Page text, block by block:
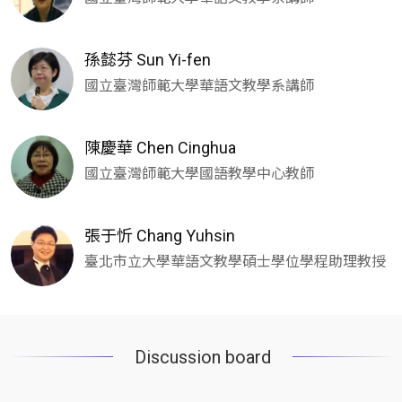
孫懿芬 Sun Yi-fen
國立臺灣師範大學華語文教學系講師
陳慶華 Chen Cinghua
國立臺灣師範大學國語教學中心教師
張于忻 Chang Yuhsin
臺北市立大學華語文教學碩士學位學程助理教授
Discussion board